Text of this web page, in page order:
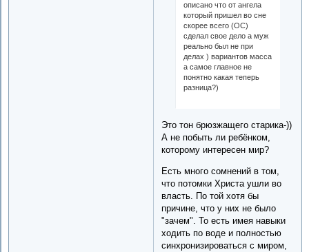
описано что от ангела
который пришел во сне
скорее всего (ОС)
сделал свое дело а муж
реально был не при
делах ) вариантов масса
а самое главное не
понятно какая теперь
разница?)
Это тон брюзжащего старика-))
А не побыть ли ребёнком,
которому интересен мир?
Есть много сомнений в том,
что потомки Христа ушли во
власть. По той хотя бы
причине, что у них не было
"зачем". То есть имея навыки
ходить по воде и полностью
синхронизироваться с миром,